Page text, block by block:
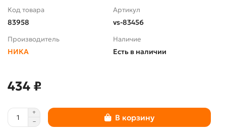
Код товара
83958
Артикул
vs-83456
Производитель
НИКА
Наличие
Есть в наличии
434 ₽
В корзину